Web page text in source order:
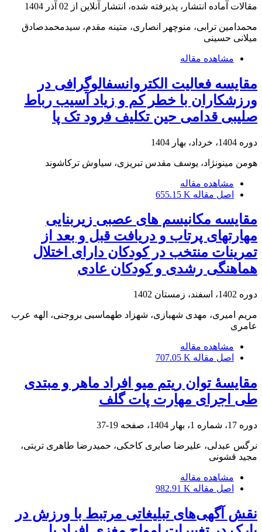
مقالات آماده انتشار، پذیرفته شده، انتشار آنلاین از 02 آذر 1404
محمدامین ترابی، منوچهر انصاری، متینه مقدم، سیدمحمدصادق
میلانی حسینی
مشاهده مقاله
مقایسه فعالیت الکتروانسفالوگرافی در
ورزشکاران با خطر کم و زیاد آسیب رباط
صلیبی قدامی حین تکلیف فرود تک پا
دوره 1404، خرداد، بهار 1404
هومن مینونژاد، یوسف مقدس تبریزی، سیاوش ترکاشوند
مشاهده مقاله
اصل مقاله 655.15 K
مقایسه مکانیسم های عصبی زیربنایی
مهارتهای پرتاب و دریافت قبل و بعد از
تمرینات منتخب در کودکان دارای اختلال
هماهنگی رشدی و کودکان عادی
دوره 1402، اسفند، زمستان 1402
مریم امیری، مهدی شهبازی، شهزاد طهماسبی بروجنی، الهه عرب
عامری
مشاهده مقاله
اصل مقاله 707.05 K
مقایسۀ توان ریتم میو افراد ماهر و مبتدی
طی اجرای مهارت پات گلف
دوره 17، شماره 1، بهار 1404، صفحه 19-37
نرگس عبدلی، علیرضا صابری کاخکی، حمیدرضا طاهری تربتی،
مجید قشونی
مشاهده مقاله
اصل مقاله 982.91 K
نقش آگهی‌های تبلیغاتی مرتبط با ورزش در